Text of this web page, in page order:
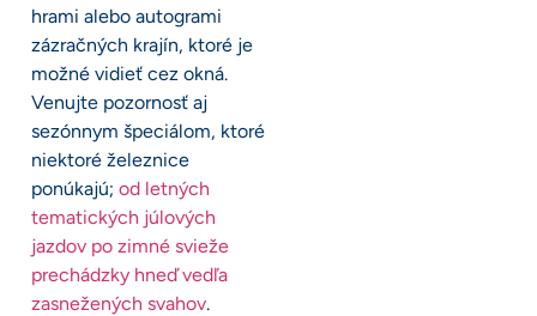
hrami alebo autogrami
zázračných krajín, ktoré je
možné vidieť cez okná.
Venujte pozornosť aj
sezónnym špeciálom, ktoré
niektoré železnice
ponúkajú; od letných
tematických júlových
jazdov po zimné svieže
prechádzky hneď vedľa
zasnežených svahov.